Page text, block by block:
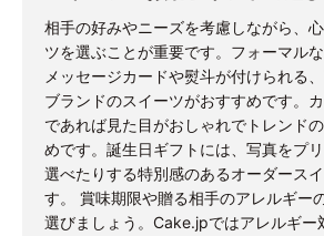
相手の好みやニーズを考慮しながら、
ツを選ぶことが重要です。フォーマルな
メッセージカードや熨斗が付けられる
ブランドのスイーツがおすすめです。
であれば見た目がおしゃれでトレンド
めです。誕生日ギフトには、写真をプ
選べたりする特別感のあるオーダース
す。 賞味期限や贈る相手のアレルギー
選びましょう。Cake.jpではアレルギー